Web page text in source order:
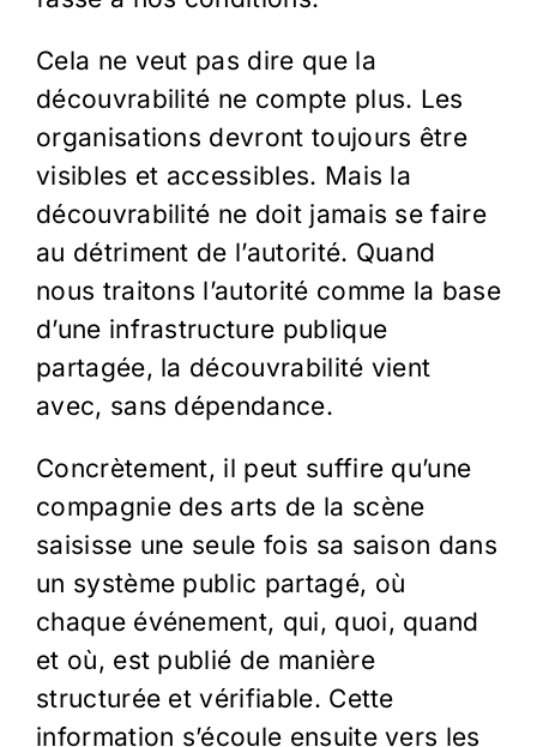
Cela ne veut pas dire que la
découvrabilité ne compte plus. Les
organisations devront toujours être
visibles et accessibles. Mais la
découvrabilité ne doit jamais se faire
au détriment de l’autorité. Quand
nous traitons l’autorité comme la base
d’une infrastructure publique
partagée, la découvrabilité vient
avec, sans dépendance.
Concrètement, il peut suffire qu’une
compagnie des arts de la scène
saisisse une seule fois sa saison dans
un système public partagé, où
chaque événement, qui, quoi, quand
et où, est publié de manière
structurée et vérifiable. Cette
information s’écoule ensuite vers les